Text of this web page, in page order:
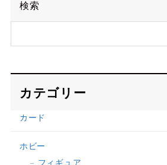
検索
カテゴリー
カード
ホビー
フィギュア